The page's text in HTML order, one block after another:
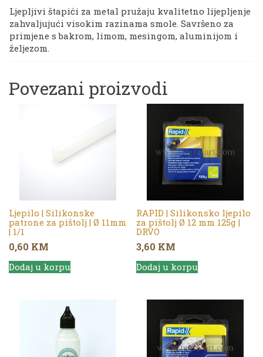
Ljepljivi štapići za metal pružaju kvalitetno lijepljenje
zahvaljujući visokim razinama smole. Savršeno za
primjene s bakrom, limom, mesingom, aluminijom i
željezom.
Povezani proizvodi
Ljepilo | Silikonske
patrone za pištolj | Ø 11mm
| 1/1
0,60 KM
Dodaj u korpu
RAPID | Silikonsko ljepilo
za pištolj Ø 12 mm 125g |
DRVO
3,60 KM
Dodaj u korpu